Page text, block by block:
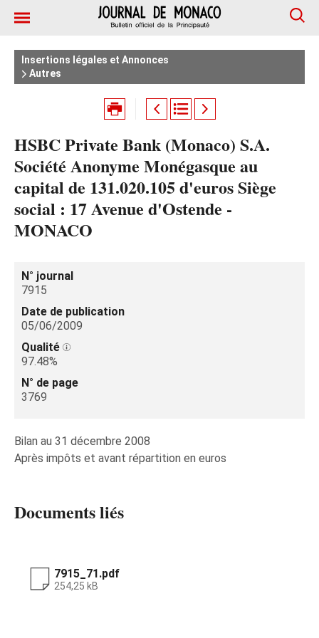
Insertions légales et Annonces
Autres
HSBC Private Bank (Monaco) S.A.
Société Anonyme Monégasque au
capital de 131.020.105 d'euros Siège
social : 17 Avenue d'Ostende -
MONACO
N° journal
7915
Date de publication
05/06/2009
Qualité
97.48%
N° de page
3769
Bilan au 31 décembre 2008
Après impôts et avant répartition en euros
Documents liés
7915_71.pdf
254,25 kB